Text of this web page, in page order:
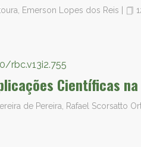
Emerson Lopes dos Reis
rbc.v13i2.755
Científicas
de Pereira, Rafael Scorsatto